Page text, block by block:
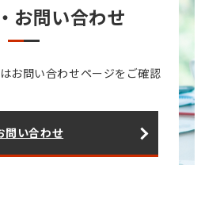
お問い合わせ
お問い合わせページをご確認
問い合わせ